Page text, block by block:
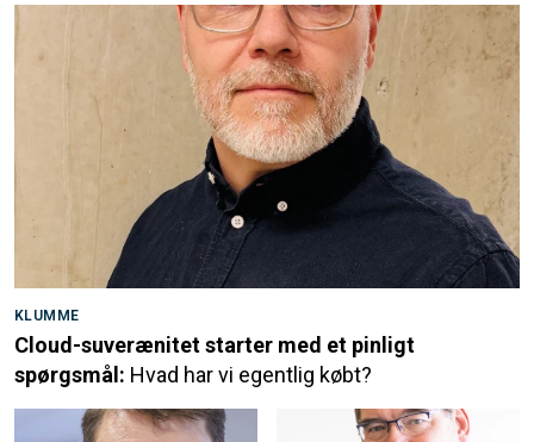
KLUMME
Cloud-suverænitet starter med et pinligt
spørgsmål: Hvad har vi egentlig købt?